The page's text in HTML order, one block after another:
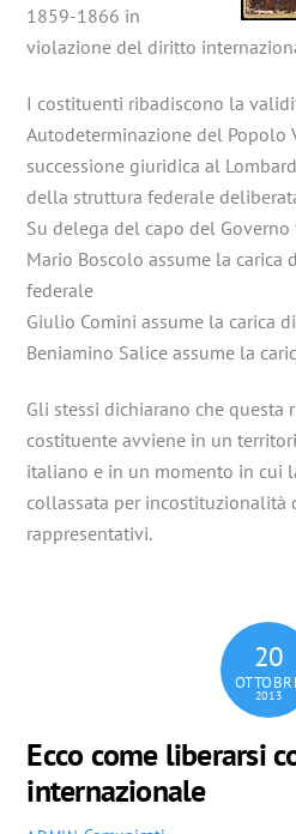
1859-1866 in
violazione del diritto
I costituenti ribadiscono la
Autodeterminazione del Popolo
successione giuridica al
della struttura federale
Su delega del capo del
Mario Boscolo assume la
federale
Giulio Comini assume la carica
Beniamino Salice assume la
Gli stessi dichiarano che questa
costituente avviene in un
italiano e in un momento in cui
collassata per
rappresentativi.
20
2013
Ecco come liberarsi
internazionale